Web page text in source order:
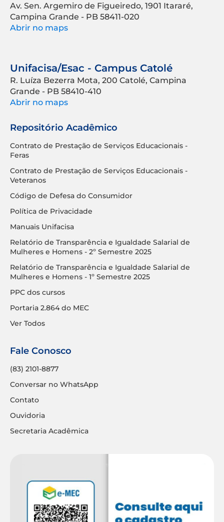
Av. Sen. Argemiro de Figueiredo, 1901 Itararé,
Campina Grande - PB 58411-020
Abrir no maps
Unifacisa/Esac - Campus Catolé
R. Luíza Bezerra Mota, 200 Catolé, Campina
Grande - PB 58410-410
Abrir no maps
Repositório Acadêmico
Contrato de Prestação de Serviços Educacionais -
Feras
Contrato de Prestação de Serviços Educacionais -
Veteranos
Código de Defesa do Consumidor
Política de Privacidade
Manuais Unifacisa
Relatório de Transparência e Igualdade Salarial de
Mulheres e Homens - 2º Semestre 2025
Relatório de Transparência e Igualdade Salarial de
Mulheres e Homens - 1º Semestre 2025
PPC dos cursos
Portaria 2.864 do MEC
Ver Todos
Fale Conosco
(83) 2101-8877
Conversar no WhatsApp
Contato
Ouvidoria
Secretaria Acadêmica